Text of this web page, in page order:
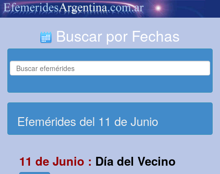
Buscar por Fechas
Efemérides del 11 de Junio
11 de Junio : Día del Vecino